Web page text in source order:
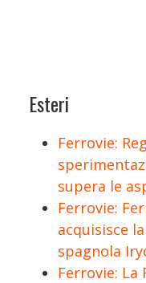
Esteri
Ferrovie:
supera le
Ferrovie:
acquisisce
spagnola
Ferrovie: La